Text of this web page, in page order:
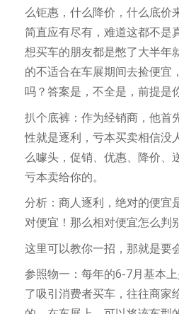
么钜惠，什么降价，什么底价
简直应有尽有，难道这都不是
想买车的朋友都是憋了大半年
的不适合在车展期间去捡便宜
吗？答案是，不全是，前提是
扒个底裤：作为经销商，他首
性就是逐利，亏本买卖相信没
么噱头，促销、优惠、降价、
亏本卖给你的。
分析：商人逐利，绝对的便宜
对便宜！那么相对便宜怎么判
这里可以教你一招，那就是要
参照物一：每年的6-7月基本
了吸引消费者买车，往往商家